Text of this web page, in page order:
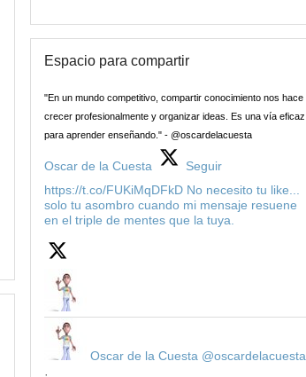
Espacio para compartir
"En un mundo competitivo, compartir conocimiento nos hace
crecer profesionalmente y organizar ideas. Es una vía eficaz
para aprender enseñando." - @oscardelacuesta
Oscar de la Cuesta
Seguir
https://t.co/FUKiMqDFkD No necesito tu like...
solo tu asombro cuando mi mensaje resuene
en el triple de mentes que la tuya.
Oscar de la Cuesta @oscardelacuesta